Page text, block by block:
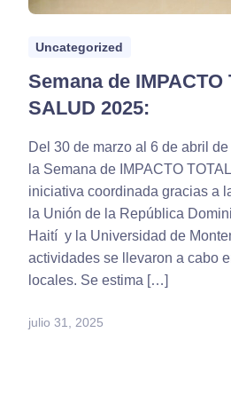
Uncategorized
Semana de IMPACTO
SALUD 2025:
Del 30 de marzo al 6 de abril
la Semana de IMPACTO
iniciativa coordinada gracias a
la Unión de la República
Haití y la Universidad de
actividades se llevaron a cabo
locales. Se estima […]
julio 31, 2025